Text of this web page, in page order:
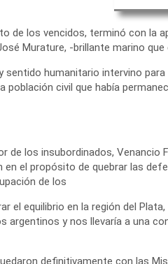
de los vencidos, terminó con la
Murature, -brillante marino
humanitario intervino para
civil que había
de los insubordinados, Venancio
el propósito de quebrar las
de los
el equilibrio en la región del
argentinos y nos llevaría a una
definitivamente con las